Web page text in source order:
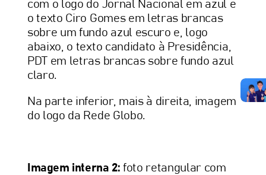
com o logo do Jornal Nacional em azul e
o texto Ciro Gomes em letras brancas
sobre um fundo azul escuro e, logo
abaixo, o texto candidato à Presidência,
PDT em letras brancas sobre fundo azul
claro.
Na parte inferior, mais à direita, imagem
do logo da Rede Globo.
Imagem interna 2: foto retangular com